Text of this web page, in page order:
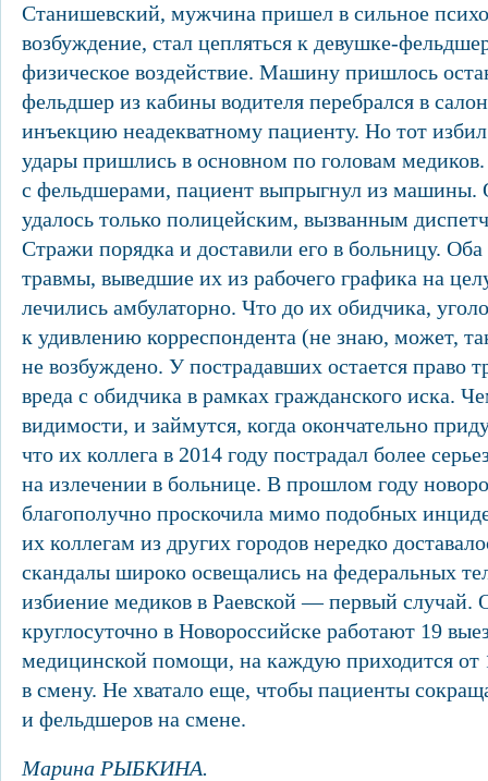
Станишевский, мужчина пришел в сильное
возбуждение, стал цепляться к девушке-
физическое воздействие. Машину пришлось
фельдшер из кабины водителя перебрался в
инъекцию неадекватному пациенту. Но тот
удары пришлись в основном по головам
с фельдшерами, пациент выпрыгнул из машины.
удалось только полицейским, вызванным
Стражи порядка и доставили его в больницу.
травмы, выведшие их из рабочего графика на
лечились амбулаторно. Что до их обидчика,
к удивлению корреспондента (не знаю, может,
не возбуждено. У пострадавших остается право
вреда с обидчика в рамках гражданского иска.
видимости, и займутся, когда окончательно
что их коллега в 2014 году пострадал более
на излечении в больнице. В прошлом году
благополучно проскочила мимо подобных
их коллегам из других городов нередко
скандалы широко освещались на федеральных
избиение медиков в Раевской — первый случай.
круглосуточно в Новороссийске работают 19
медицинской помощи, на каждую приходится от
в смену. Не хватало еще, чтобы пациенты
и фельдшеров на смене.
Марина РЫБКИНА.